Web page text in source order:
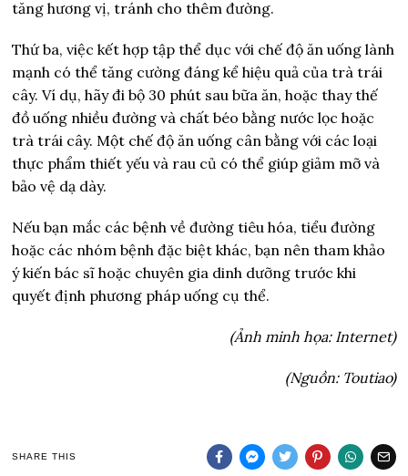
tăng hương vị, tránh cho thêm đường.
Thứ ba, việc kết hợp tập thể dục với chế độ ăn uống lành
mạnh có thể tăng cường đáng kể hiệu quả của trà trái
cây. Ví dụ, hãy đi bộ 30 phút sau bữa ăn, hoặc thay thế
đồ uống nhiều đường và chất béo bằng nước lọc hoặc
trà trái cây. Một chế độ ăn uống cân bằng với các loại
thực phẩm thiết yếu và rau củ có thể giúp giảm mỡ và
bảo vệ dạ dày.
Nếu bạn mắc các bệnh về đường tiêu hóa, tiểu đường
hoặc các nhóm bệnh đặc biệt khác, bạn nên tham khảo
ý kiến bác sĩ hoặc chuyên gia dinh dưỡng trước khi
quyết định phương pháp uống cụ thể.
(Ảnh minh họa: Internet)
(Nguồn: Toutiao)
SHARE THIS